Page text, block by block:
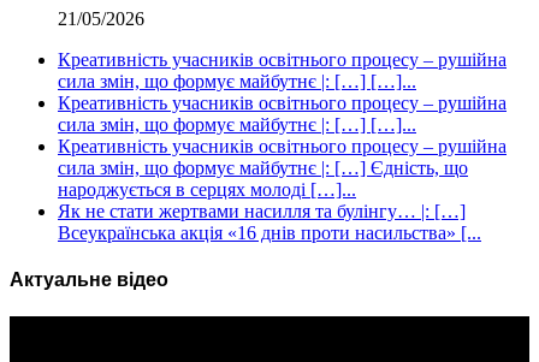
21/05/2026
Креативність учасників освітнього процесу – рушійна
сила змін, що формує майбутнє |: […] […]...
Креативність учасників освітнього процесу – рушійна
сила змін, що формує майбутнє |: […] […]...
Креативність учасників освітнього процесу – рушійна
сила змін, що формує майбутнє |: […] Єдність, що
народжується в серцях молоді […]...
Як не стати жертвами насилля та булінгу… |: […]
Всеукраїнська акція «16 днів проти насильства» [...
Актуальне відео